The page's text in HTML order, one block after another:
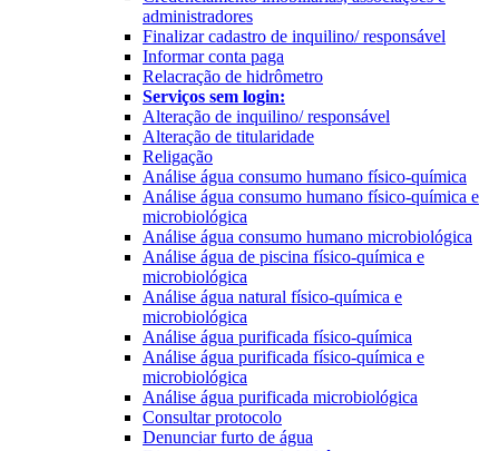
administradores
Finalizar cadastro de inquilino/ responsável
Informar conta paga
Relacração de hidrômetro
Serviços sem login:
Alteração de inquilino/ responsável
Alteração de titularidade
Religação
Análise água consumo humano físico-química
Análise água consumo humano físico-química e
microbiológica
Análise água consumo humano microbiológica
Análise água de piscina físico-química e
microbiológica
Análise água natural físico-química e
microbiológica
Análise água purificada físico-química
Análise água purificada físico-química e
microbiológica
Análise água purificada microbiológica
Consultar protocolo
Denunciar furto de água